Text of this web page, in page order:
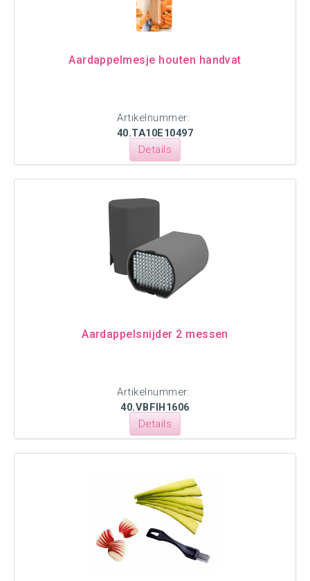
Aardappelmesje houten handvat
Artikelnummer:
40.TA10E10497
Details
Aardappelsnijder 2 messen
Artikelnummer:
40.VBFIH1606
Details